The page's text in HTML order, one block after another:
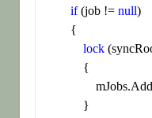
if (job != null)
lock